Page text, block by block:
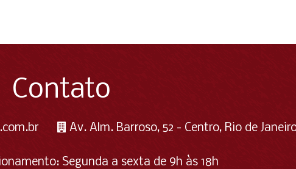
Contato
Av. Alm. Barroso, 52 - Centro, Rio de
Segunda a sexta de 9h às 18h